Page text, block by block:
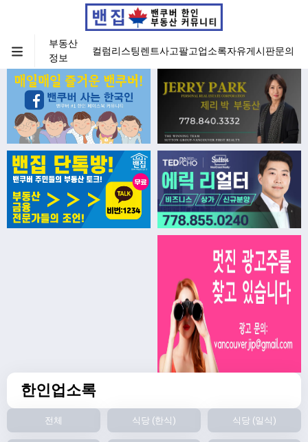
부동산
정보
컬럼리스팅렌트사고팔고업소록자유게시판문의
한인업소록
전체 식당 (한식) 식당 (일식)